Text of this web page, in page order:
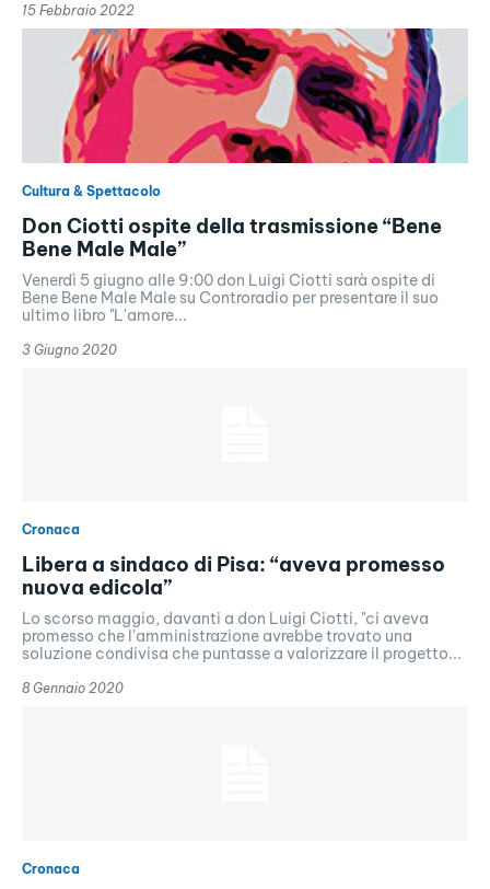
15 Febbraio 2022
Cultura & Spettacolo
Don Ciotti ospite della trasmissione “Bene
Bene Male Male”
Venerdì 5 giugno alle 9:00 don Luigi Ciotti sarà ospite di
Bene Bene Male Male su Controradio per presentare il suo
ultimo libro "L'amore...
3 Giugno 2020
Cronaca
Libera a sindaco di Pisa: “aveva promesso
nuova edicola”
Lo scorso maggio, davanti a don Luigi Ciotti, "ci aveva
promesso che l'amministrazione avrebbe trovato una
soluzione condivisa che puntasse a valorizzare il progetto...
8 Gennaio 2020
Cronaca